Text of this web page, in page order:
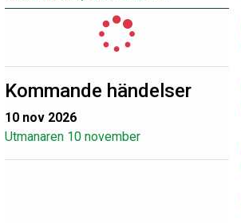
Kommande händelser
10 nov 2026
Utmanaren 10 november